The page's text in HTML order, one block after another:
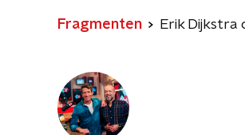
Fragmenten Erik Dijkstra